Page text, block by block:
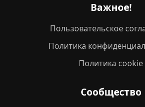
Важное!
Пользовательское
Политика
Политика cookie
Сообщество